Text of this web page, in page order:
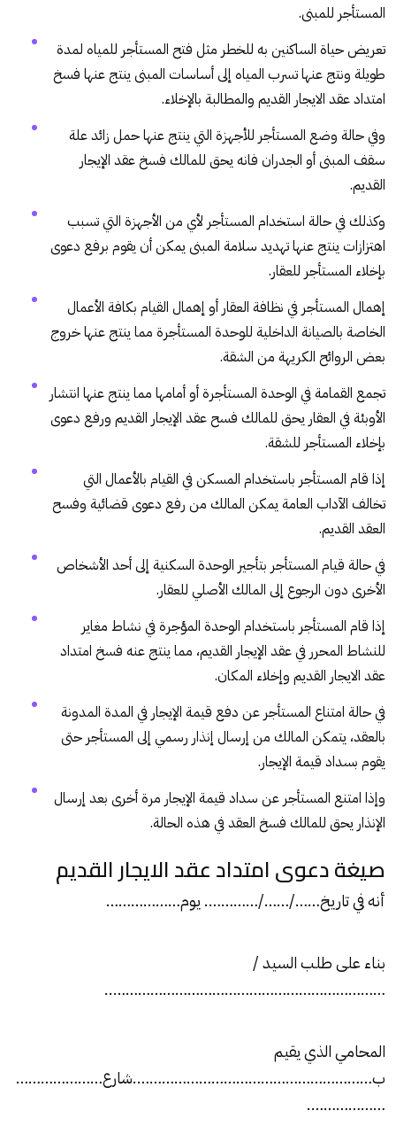
المستأجر للمبنى.
تعريض حياة الساكنين به للخطر مثل فتح المستأجر للمياه لمدة
طويلة ونتج عنها تسرب المياه إلى أساسات المبنى ينتج عنها فسخ
امتداد عقد الايجار القديم والمطالبة بالإخلاء.
وفي حالة وضع المستأجر للأجهزة التي ينتج عنها حمل زائد علة
سقف المبنى أو الجدران فانه يحق للمالك فسخ عقد الإيجار
القديم.
وكذلك في حالة استخدام المستأجر لأي من الأجهزة التي تسبب
اهتزازات ينتج عنها تهديد سلامة المبنى يمكن أن يقوم برفع دعوى
بإخلاء المستأجر للعقار.
إهمال المستأجر في نظافة العقار أو إهمال القيام بكافة الأعمال
الخاصة بالصيانة الداخلية للوحدة المستأجرة مما ينتج عنها خروج
بعض الروائح الكريهة من الشقة.
تجمع القمامة في الوحدة المستأجرة أو أمامها مما ينتج عنها انتشار
الأوبئة في العقار يحق للمالك فسح عقد الإيجار القديم ورفع دعوى
بإخلاء المستأجر للشقة.
إذا قام المستأجر باستخدام المسكن في القيام بالأعمال التي
تخالف الآداب العامة يمكن المالك من رفع دعوى قضائية وفسح
العقد القديم.
في حالة قيام المستأجر بتأجير الوحدة السكنية إلى أحد الأشخاص
الأخرى دون الرجوع إلى المالك الأصلي للعقار.
إذا قام المستأجر باستخدام الوحدة المؤجرة في نشاط مغاير
للنشاط المحرر في عقد الإيجار القديم، مما ينتج عنه فسخ امتداد
عقد الايجار القديم وإخلاء المكان.
في حالة امتناع المستأجر عن دفع قيمة الإيجار في المدة المدونة
بالعقد، يتمكن المالك من إرسال إنذار رسمي إلى المستأجر حتى
يقوم بسداد قيمة الإيجار.
وإذا امتنع المستأجر عن سداد قيمة الإيجار مرة أخرى بعد إرسال
الإنذار يحق للمالك فسخ العقد في هذه الحالة.
صيغة دعوى امتداد عقد الايجار القديم
أنه في تاريخ……/……/…………. يوم………………
بناء على طلب السيد /
…………………………………………………………..
المحامي الذي يقيم
ب………………………………………………….شارع…………………
……………….